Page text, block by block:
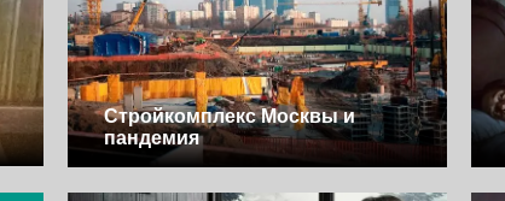
Стройкомплекс Москвы и
пандемия